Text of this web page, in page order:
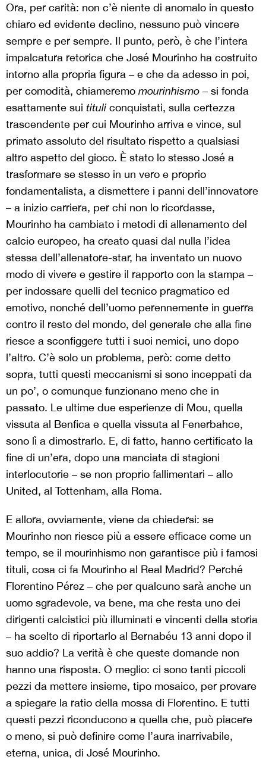
Ora, per carità: non c’è niente di anomalo in questo
chiaro ed evidente declino, nessuno può vincere
sempre e per sempre. Il punto, però, è che l’intera
impalcatura retorica che José Mourinho ha costruito
intorno alla propria figura – e che da adesso in poi,
per comodità, chiameremo mourinhismo – si fonda
esattamente sui tituli conquistati, sulla certezza
trascendente per cui Mourinho arriva e vince, sul
primato assoluto del risultato rispetto a qualsiasi
altro aspetto del gioco. È stato lo stesso José a
trasformare se stesso in un vero e proprio
fondamentalista, a dismettere i panni dell’innovatore
– a inizio carriera, per chi non lo ricordasse,
Mourinho ha cambiato i metodi di allenamento del
calcio europeo, ha creato quasi dal nulla l’idea
stessa dell’allenatore-star, ha inventato un nuovo
modo di vivere e gestire il rapporto con la stampa –
per indossare quelli del tecnico pragmatico ed
emotivo, nonché dell’uomo perennemente in guerra
contro il resto del mondo, del generale che alla fine
riesce a sconfiggere tutti i suoi nemici, uno dopo
l’altro. C’è solo un problema, però: come detto
sopra, tutti questi meccanismi si sono inceppati da
un po’, o comunque funzionano meno che in
passato. Le ultime due esperienze di Mou, quella
vissuta al Benfica e quella vissuta al Fenerbahce,
sono lì a dimostrarlo. E, di fatto, hanno certificato la
fine di un’era, dopo una manciata di stagioni
interlocutorie – se non proprio fallimentari – allo
United, al Tottenham, alla Roma.
E allora, ovviamente, viene da chiedersi: se
Mourinho non riesce più a essere efficace come un
tempo, se il mourinhismo non garantisce più i famosi
tituli, cosa ci fa Mourinho al Real Madrid? Perché
Florentino Pérez – che per qualcuno sarà anche un
uomo sgradevole, va bene, ma che resta uno dei
dirigenti calcistici più illuminati e vincenti della storia
– ha scelto di riportarlo al Bernabéu 13 anni dopo il
suo addio? La verità è che queste domande non
hanno una risposta. O meglio: ci sono tanti piccoli
pezzi da mettere insieme, tipo mosaico, per provare
a spiegare la ratio della mossa di Florentino. E tutti
questi pezzi riconducono a quella che, può piacere
o meno, si può definire come l’aura inarrivabile,
eterna, unica, di José Mourinho.